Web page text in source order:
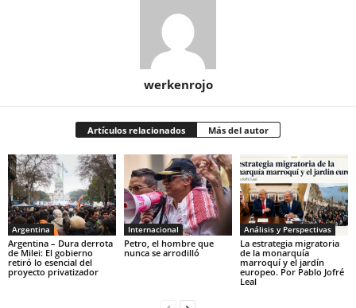
werkenrojo
Artículos relacionados Más del autor
Argentina
Argentina – Dura derrota
de Milei: El gobierno
retiró lo esencial del
proyecto privatizador
Internacional
Petro, el hombre que
nunca se arrodilló
Análisis y Perspectivas
La estrategia migratoria
de la monarquía
marroquí y el jardín
europeo. Por Pablo Jofré
Leal